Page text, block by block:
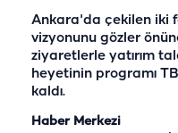
Ankara'da çekilen iki
vizyonunu gözler
ziyaretlerle yatırım
heyetinin programı
kaldı.
Haber Merkezi